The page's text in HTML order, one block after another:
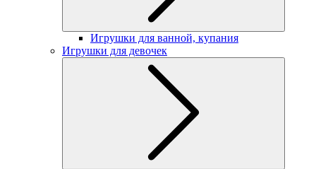
Игрушки для ванной, купания
Игрушки для девочек